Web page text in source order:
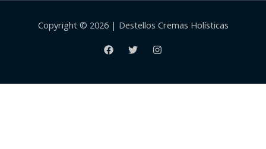
Copyright © 2026 | Destellos Cremas Holísticas